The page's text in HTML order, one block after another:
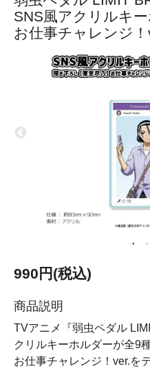
SNS風アクリルキー
お仕事チャレンジ！
990円(税込)
商品説明
TVアニメ『弱虫ペダル
クリルキーホルダーが全9
お仕事チャレンジ！ver.を